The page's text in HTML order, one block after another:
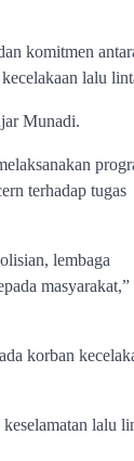
komitmen
lalu
Munadi.
terhadap tugas
lembaga
masyarakat,”
korban
lalu